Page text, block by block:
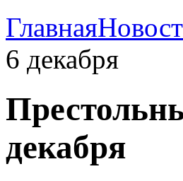
Главная
6 декабря
декабря